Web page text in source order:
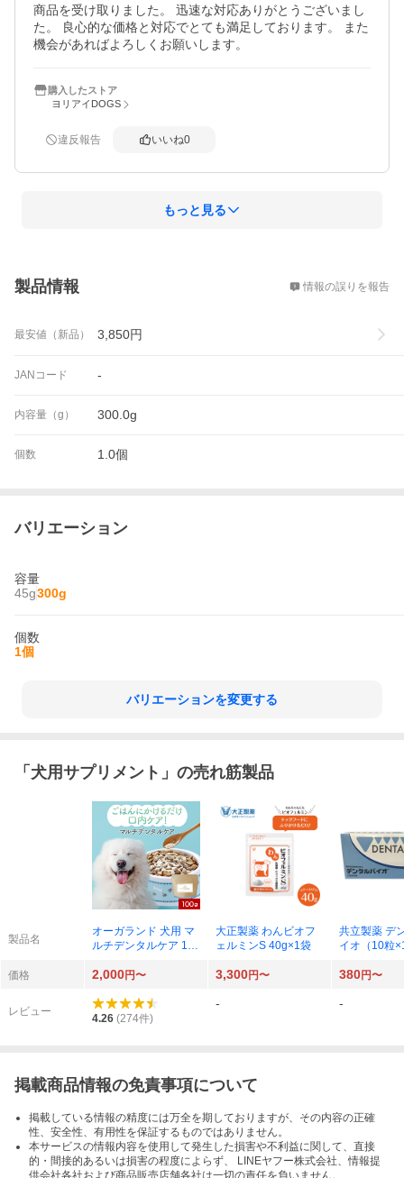
商品を受け取りました。 迅速な対応ありがとうございまし
た。 良心的な価格と対応でとても満足しております。 また
機会があればよろしくお願いします。
購入したストア
ヨリアイDOGS
違反報告 いいね0
もっと見る
製品情報 情報の誤りを報告
最安値（新品） 3,850円
JANコード -
内容量（g） 300.0g
個数 1.0個
バリエーション
容量
45g300g
個数
1個
バリエーションを変更する
「 犬用サプリメント 」の売れ筋製品
製品名
オーガランド 犬用 マ
ルチデンタルケア 100
大正製薬 わんビオフ
ェルミンS 40g×1袋
共立製薬 デ
イオ（10粒
価格
2,000円〜 3,300円〜 380円〜
レビュー
4.26 (274件)
- -
掲載商品情報の免責事項について
掲載している情報の精度には万全を期しておりますが、その内容の正確
性、安全性、有用性を保証するものではありません。
本サービスの情報内容を使用して発生した損害や不利益に関して、直接
的・間接的あるいは損害の程度によらず、 LINEヤフー株式会社、情報提
供会社各社および商品販売店舗各社は一切の責任を負いません。